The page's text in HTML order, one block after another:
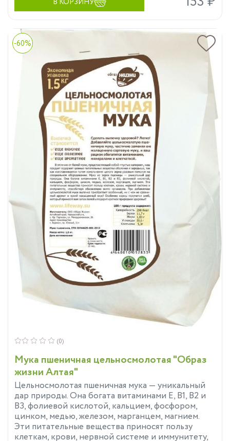
В КОРЗИНУ
-60%
Мука пшеничная цельносмолотая "Образ
жизни Алтая"
Цельносмолотая пшеничная мука — уникальный
дар природы. Она богата витаминами Е, В1, В2 и
ВЗ, фолиевой кислотой, кальцием, фосфором,
цинком, медью, железом, марганцем, магнием.
Эти питательные вещества приносят пользу
клеткам, крови, нервной системе и иммунитету,
(0)